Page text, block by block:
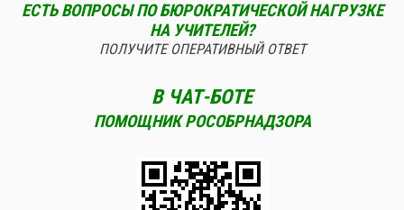
ЕСТЬ ВОПРОСЫ ПО БЮРОКРАТИЧЕСКОЙ НАГРУЗКЕ
НА УЧИТЕЛЕЙ?
ПОЛУЧИТЕ ОПЕРАТИВНЫЙ ОТВЕТ
В ЧАТ-БОТЕ
ПОМОЩНИК РОСОБРНАДЗОРА